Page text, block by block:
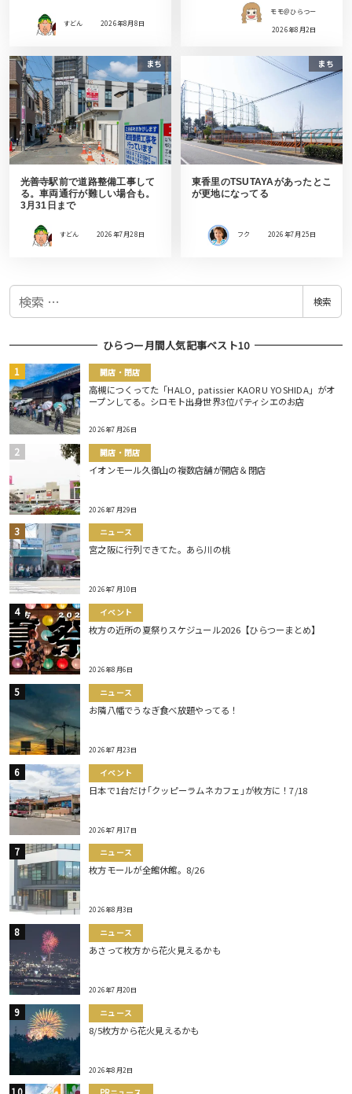
すどん 2026年8月8日
モモ＠ひらつー
2026年8月2日
まち
光善寺駅前で道路整備工事して
る。車両通行が難しい場合も。
3月31日まで
すどん 2026年7月28日
まち
東香里のTSUTAYAがあったとこ
が更地になってる
フク 2026年7月25日
検
検索
ひらつー月間人気記事ベスト10
開店・閉店
高槻につくってた「HALO, patissier KAORU YOSHIDA」がオ
ープンしてる。シロモト出身世界3位パティシエのお店
2026年7月26日
開店・閉店
イオンモール久御山の複数店舗が開店＆閉店
2026年7月29日
ニュース
宮之阪に行列できてた。あら川の桃
2026年7月10日
イベント
枚方の近所の夏祭りスケジュール2026【ひらつーまとめ】
2026年8月6日
ニュース
お隣八幡でうなぎ食べ放題やってる！
2026年7月23日
イベント
日本で1台だけ｢クッピーラムネカフェ｣が枚方に！7/18
2026年7月17日
ニュース
枚方モールが全館休館。8/26
2026年8月3日
ニュース
あさって枚方から花火見えるかも
2026年7月20日
ニュース
8/5枚方から花火見えるかも
2026年8月2日